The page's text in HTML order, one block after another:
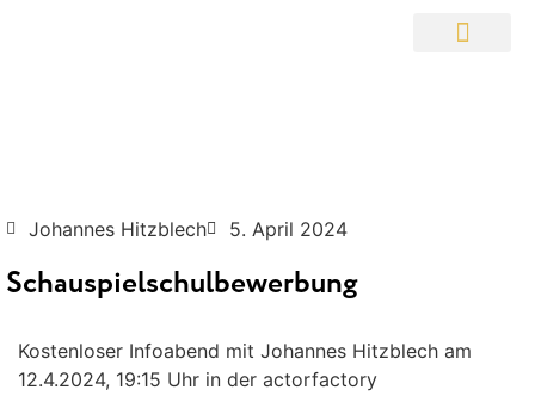
Johannes Hitzblech 5. April 2024
Schauspielschulbewerbung
Kostenloser Infoabend mit Johannes Hitzblech am
12.4.2024, 19:15 Uhr in der actorfactory